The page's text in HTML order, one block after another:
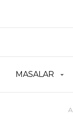
MASALAR